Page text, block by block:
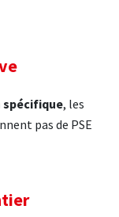
spécifique, les
pas de PSE